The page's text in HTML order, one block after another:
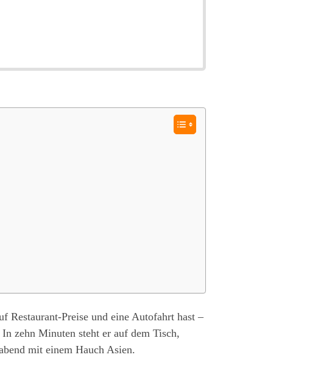
Restaurant-Preise und eine Autofahrt hast –
zehn Minuten steht er auf dem Tisch,
mit einem Hauch Asien.